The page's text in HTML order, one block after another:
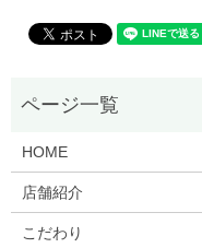
HOME
店舗紹介
こだわり